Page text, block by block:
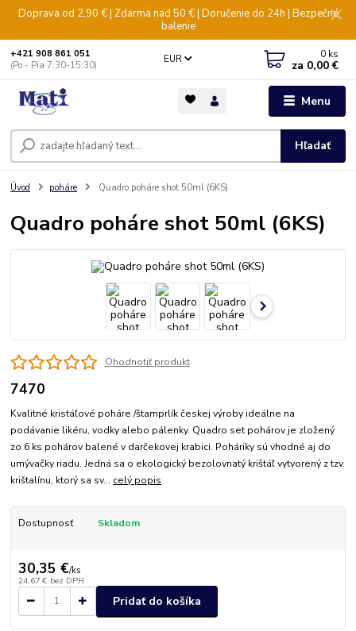
Doprava od 2,90 € | Zdarma nad 50 € | Doručenie do 24h | Bezpečné
balenie
Menu
EUR
Hľadať
+421 908 861 051
(Po - Pia 7:30-15:30)
0 ks
za 0,00 €
Úvod poháre Quadro poháre shot 50ml (6KS)
Quadro poháre shot 50ml (6KS)
Ohodnotiť produkt
7470
Kvalitné kristáľové poháre /štamprlík českej výroby ideálne na
podávanie likéru, vodky alebo pálenky. Quadro set pohárov je zložený
zo 6 ks pohárov balené v darčekovej krabici. Poháriky sú vhodné aj do
umývačky riadu. Jedná sa o ekologický bezolovnatý krištáľ vytvorený z tzv.
krištalínu, ktorý sa sv... celý popis
Dostupnosť Skladom
30,35 €/ks
24,67 € bez DPH
Pridať do košíka